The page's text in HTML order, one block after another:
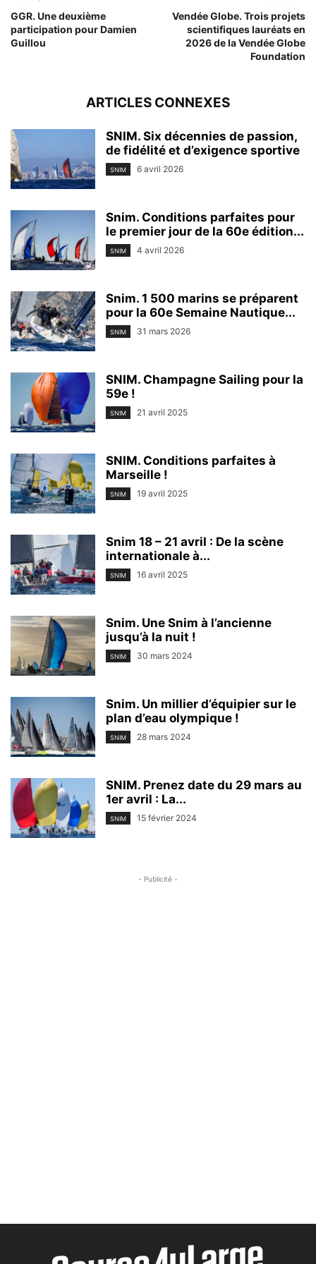
GGR. Une deuxième
participation pour Damien
Guillou
Vendée Globe. Trois projets
scientifiques lauréats en
2026 de la Vendée Globe
Foundation
ARTICLES CONNEXES
SNIM. Six décennies de passion,
de fidélité et d’exigence sportive
SNIM 6 avril 2026
Snim. Conditions parfaites pour
le premier jour de la 60e édition...
SNIM 4 avril 2026
Snim. 1 500 marins se préparent
pour la 60e Semaine Nautique...
SNIM 31 mars 2026
SNIM. Champagne Sailing pour la
59e !
SNIM 21 avril 2025
SNIM. Conditions parfaites à
Marseille !
SNIM 19 avril 2025
Snim 18 – 21 avril : De la scène
internationale à...
SNIM 16 avril 2025
Snim. Une Snim à l’ancienne
jusqu’à la nuit !
SNIM 30 mars 2024
Snim. Un millier d’équipier sur le
plan d’eau olympique !
SNIM 28 mars 2024
SNIM. Prenez date du 29 mars au
1er avril : La...
SNIM 15 février 2024
- Publicité -